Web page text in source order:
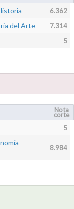
6.362
del Arte 7.314
5
Nota
corte
5
8.984